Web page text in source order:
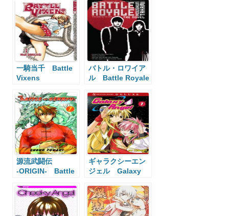
一騎当千 Battle
Vixens
バトル・ロワイア
ル Battle Royale
源流武闘伝
‐ORIGIN‐ Battle
ギャラクシーエン
ジェル Galaxy